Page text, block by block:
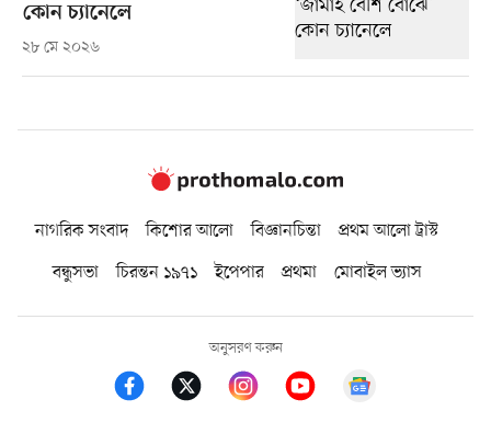
কোন চ্যানেলে
২৮ মে ২০২৬
নাগরিক সংবাদ কিশোর আলো বিজ্ঞানচিন্তা
প্রথম আলো ট্রাস্ট
বন্ধুসভা
চিরন্তন ১৯৭১ ইপেপার প্রথমা মোবাইল ভ্যাস
অনুসরণ করুন